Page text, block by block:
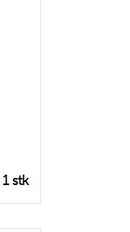
1 stk